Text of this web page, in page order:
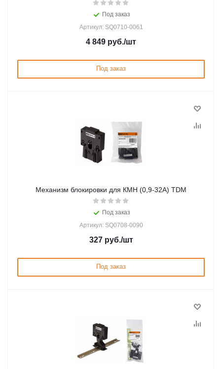
Под заказ
Артикул: SQ0710-0061
4 849 руб./шт
Под заказ
Механизм блокировки для КМН (0,9-32А) TDM
Под заказ
Артикул: SQ0708-0090
327руб./шт
Под заказ